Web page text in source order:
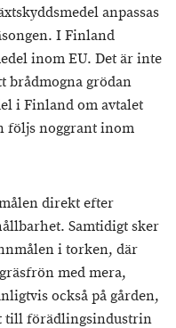
anpassas
I Finland
inom EU. Det är inte
brådmogna grödan
i Finland om avtalet
följs noggrant inom
direkt efter
Samtidigt sker
i torken, där
med mera,
också på gården,
till förädlingsindustrin